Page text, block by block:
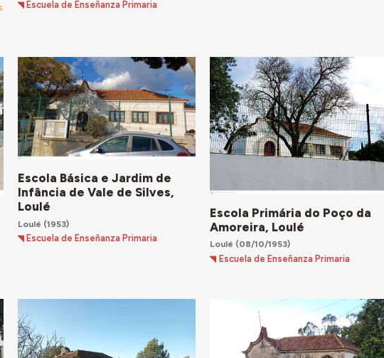
Escuela de Enseñanza Primaria
Escola Básica e Jardim de
Infância de Vale de Silves,
Loulé
Loulé (1953)
Escuela de Enseñanza Primaria
Escola Primária do Poço da
Amoreira, Loulé
Loulé (08/10/1953)
Escuela de Enseñanza Primaria